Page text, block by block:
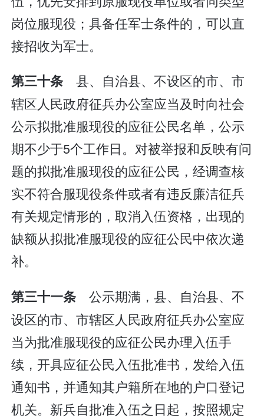
岗位服现役；具备任军士条件的，可以直
接招收为军士。
第三十条 县、自治县、不设区的市、市
辖区人民政府征兵办公室应当及时向社会
公示拟批准服现役的应征公民名单，公示
期不少于5个工作日。对被举报和反映有问
题的拟批准服现役的应征公民，经调查核
实不符合服现役条件或者有违反廉洁征兵
有关规定情形的，取消入伍资格，出现的
缺额从拟批准服现役的应征公民中依次递
补。
第三十一条 公示期满，县、自治县、不
设区的市、市辖区人民政府征兵办公室应
当为批准服现役的应征公民办理入伍手
续，开具应征公民入伍批准书，发给入伍
通知书，并通知其户籍所在地的户口登记
机关。新兵自批准入伍之日起，按照规定